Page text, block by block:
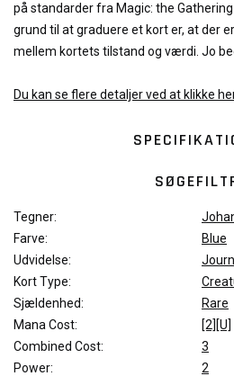
på standarder fra Magic: the
grund til at graduere et kort er, at der
mellem kortets tilstand og værdi. Jo
Du kan se flere detaljer ved at klikke
Tegner:
Farve:
Blue
Udvidelse:
Kort Type:
Sjældenhed:
Rare
Mana Cost:
[2][U]
Combined Cost:
3
Power:
2